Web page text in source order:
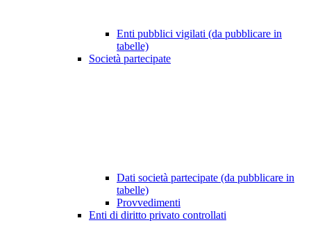
Enti pubblici vigilati (da pubblicare in
tabelle)
Società partecipate
Dati società partecipate (da pubblicare in
tabelle)
Provvedimenti
Enti di diritto privato controllati